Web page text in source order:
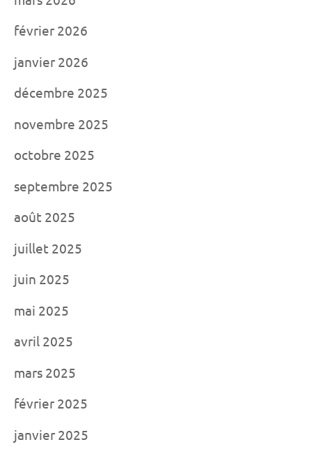
février 2026
janvier 2026
décembre 2025
novembre 2025
octobre 2025
septembre 2025
août 2025
juillet 2025
juin 2025
mai 2025
avril 2025
mars 2025
février 2025
janvier 2025